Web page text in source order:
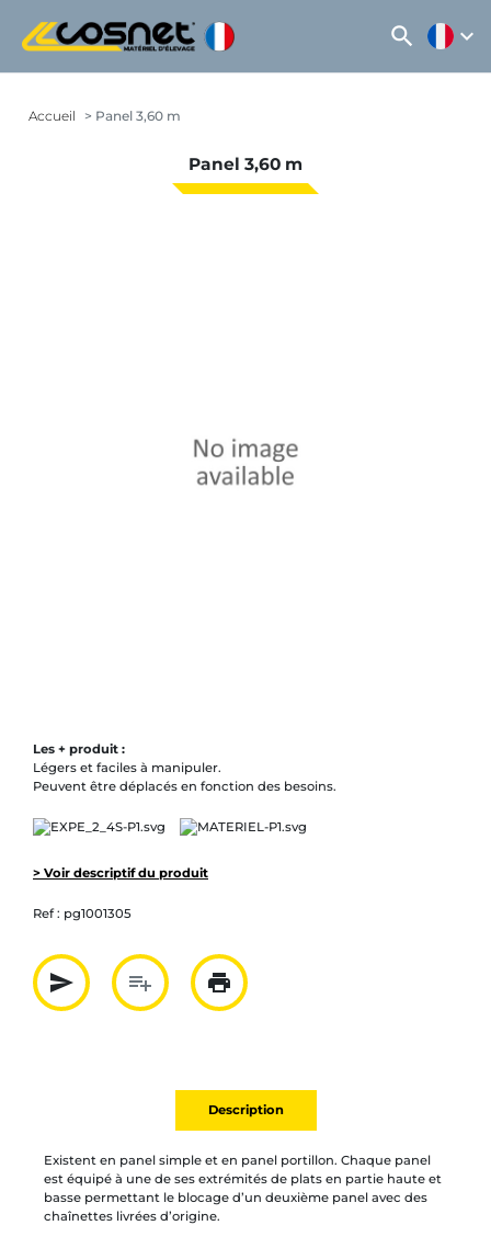
search expand_more
Accueil Panel 3,60 m
Panel 3,60 m
Les + produit :
Légers et faciles à manipuler.
Peuvent être déplacés en fonction des besoins.
> Voir descriptif du produit
Ref : pg1001305
send
Partager par mail
playlist_add
Ajouter à la liste
print
Imprimer
Description
Existent en panel simple et en panel portillon. Chaque panel
est équipé à une de ses extrémités de plats en partie haute et
basse permettant le blocage d’un deuxième panel avec des
chaînettes livrées d’origine.